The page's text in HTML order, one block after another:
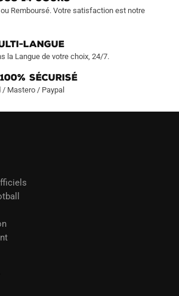
la
Remboursé. Votre satisfaction est notre
LANGUE
la Langue de votre choix, 24/7.
Sécurisé
Mastero / Paypal